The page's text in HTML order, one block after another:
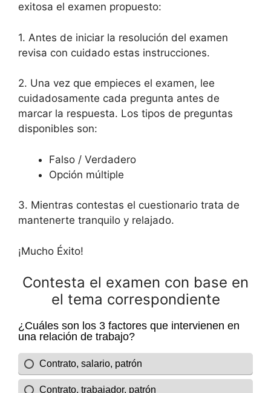
exitosa el examen propuesto:
1. Antes de iniciar la resolución del examen
revisa con cuidado estas instrucciones.
2. Una vez que empieces el examen, lee
cuidadosamente cada pregunta antes de
marcar la respuesta. Los tipos de preguntas
disponibles son:
Falso / Verdadero
Opción múltiple
3. Mientras contestas el cuestionario trata de
mantenerte tranquilo y relajado.
¡Mucho Éxito!
Contesta el examen con base en
el tema correspondiente